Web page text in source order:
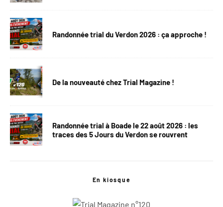
Randonnée trial du Verdon 2026 : ça approche !
De la nouveauté chez Trial Magazine !
Randonnée trial à Boade le 22 août 2026 : les
traces des 5 Jours du Verdon se rouvrent
En kiosque